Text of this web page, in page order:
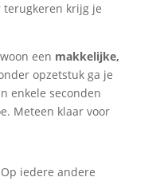
terugkeren krijg je
een makkelijke,
opzetstuk ga je
enkele seconden
Meteen klaar voor
iedere andere